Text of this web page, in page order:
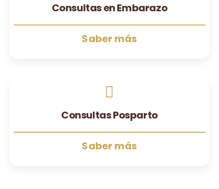
Consultas en Embarazo
Saber más
Consultas Posparto
Saber más